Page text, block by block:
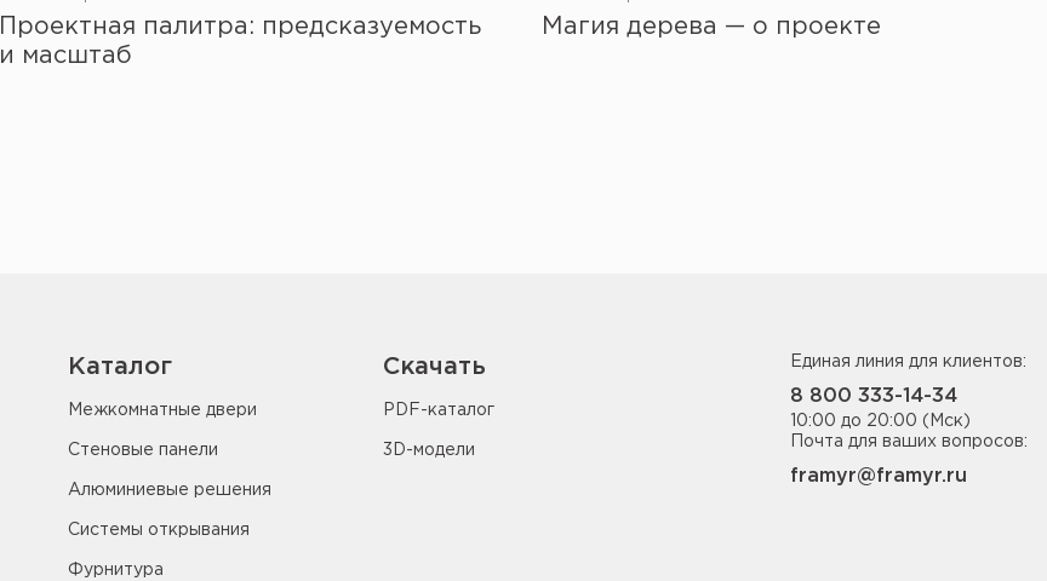
Проектная палитра: предсказуемость
и масштаб
Магия дерева — о проекте
Каталог
Межкомнатные двери
Стеновые панели
Алюминиевые решения
Системы открывания
Фурнитура
Скачать
PDF-каталог
3D-модели
Единая линия для клиентов:
8 800 333-14-34
10:00 до 20:00 (Мск)
Почта для ваших вопросов:
framyr@framyr.ru